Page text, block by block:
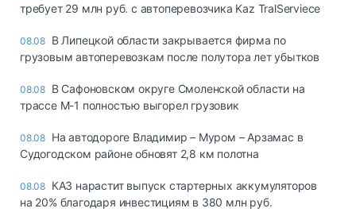
требует 29 млн руб. с автоперевозчика Kaz TralServiece
08.08 В Липецкой области закрывается фирма по
грузовым автоперевозкам после полутора лет убытков
08.08 В Сафоновском округе Смоленской области на
трассе М-1 полностью выгорел грузовик
08.08 На автодороге Владимир – Муром – Арзамас в
Судогодском районе обновят 2,8 км полотна
08.08 КАЗ нарастит выпуск стартерных аккумуляторов
на 20% благодаря инвестициям в 380 млн руб.